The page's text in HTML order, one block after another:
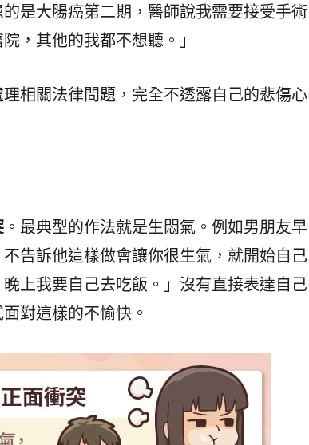
是大腸癌第二期，醫師說我需要接受手術
，其他的我都不想聽。」
相關法律問題，完全不透露自己的悲傷心
。最典型的作法就是生悶氣。例如男朋友早
告訴他這樣做會讓你很生氣，就開始自己
上我要自己去吃飯。」沒有直接表達自己
對這樣的不愉快。